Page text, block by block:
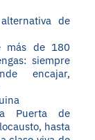
de
más de 180
siempre
encajar,
Puerta de
hasta